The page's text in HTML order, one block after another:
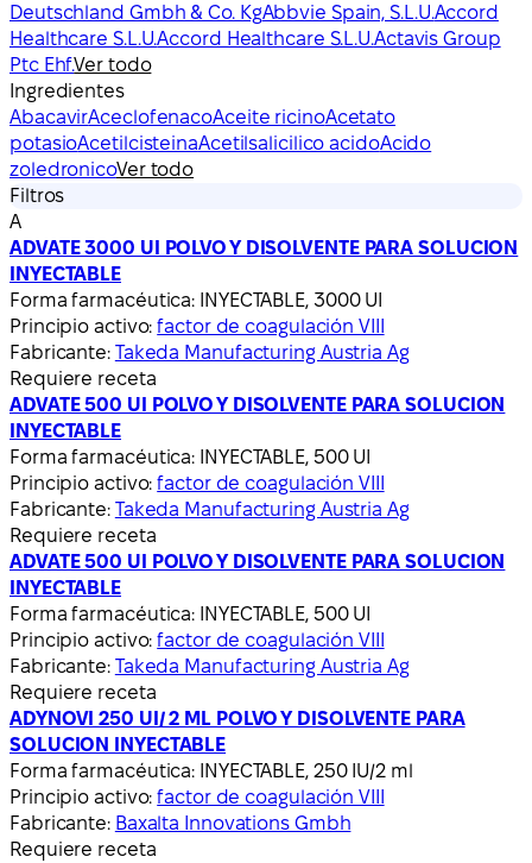
Deutschland Gmbh & Co. KgAbbvie Spain, S.L.U.Accord
Healthcare S.L.U.Accord Healthcare S.L.U.Actavis Group
Ptc Ehf.Ver todo
Ingredientes
AbacavirAceclofenacoAceite ricinoAcetato
potasioAcetilcisteinaAcetilsalicilico acidoAcido
zoledronicoVer todo
Filtros
A
ADVATE 3000 UI POLVO Y DISOLVENTE PARA SOLUCION
INYECTABLE
Forma farmacéutica: INYECTABLE, 3000 UI
Principio activo:factor de coagulación VIII
Fabricante: Takeda Manufacturing Austria Ag
Requiere receta
ADVATE 500 UI POLVO Y DISOLVENTE PARA SOLUCION
INYECTABLE
Forma farmacéutica: INYECTABLE, 500 UI
Principio activo:factor de coagulación VIII
Fabricante: Takeda Manufacturing Austria Ag
Requiere receta
ADVATE 500 UI POLVO Y DISOLVENTE PARA SOLUCION
INYECTABLE
Forma farmacéutica: INYECTABLE, 500 UI
Principio activo:factor de coagulación VIII
Fabricante: Takeda Manufacturing Austria Ag
Requiere receta
ADYNOVI 250 UI/ 2 ML POLVO Y DISOLVENTE PARA
SOLUCION INYECTABLE
Forma farmacéutica: INYECTABLE, 250 IU/2 ml
Principio activo:factor de coagulación VIII
Fabricante: Baxalta Innovations Gmbh
Requiere receta